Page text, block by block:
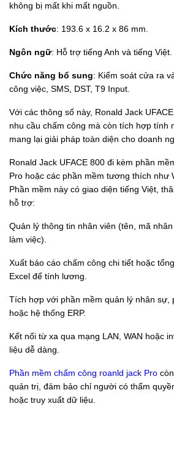
không bị mất khi mất nguồn.
Kích thước: 193.6 x 16.2 x 86 mm.
Ngôn ngữ: Hỗ trợ tiếng Anh và tiếng Việt.
Chức năng bổ sung: Kiểm soát cửa ra
công việc, SMS, DST, T9 Input.
Với các thông số này, Ronald Jack
nhu cầu chấm công mà còn tích hợp tính
mang lại giải pháp toàn diện cho doanh
Ronald Jack UFACE 800 đi kèm phần
Pro hoặc các phần mềm tương thích như
Phần mềm này có giao diện tiếng Việt,
hỗ trợ:
Quản lý thông tin nhân viên (tên, mã
làm việc).
Xuất báo cáo chấm công chi tiết hoặc
Excel để tính lương.
Tích hợp với phần mềm quản lý nhân sự,
hoặc hệ thống ERP.
Kết nối từ xa qua mạng LAN, WAN hoặc
liệu dễ dàng.
Phần mềm chấm công roanld jack Pro
quản trị, đảm bảo chỉ người có thẩm
hoặc truy xuất dữ liệu.